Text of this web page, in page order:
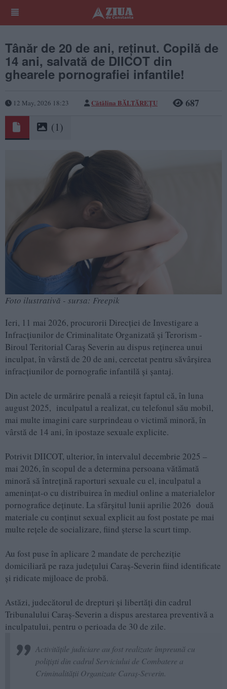
Tânăr de 20 de ani, reținut. Copilă de
14 ani, salvată de DIICOT din
ghearele pornografiei infantile!
12 May, 2026 18:23 Cătălina BĂLTĂREȚU 687
(1)
Foto ilustrativă - sursa: Freepik
Ieri, 11 mai 2026, procurorii Direcției de Investigare a
Infracțiunilor de Criminalitate Organizată și Terorism -
Biroul Teritorial Caraș Severin au dispus reținerea unui
inculpat, în vârstă de 20 de ani, cercetat pentru săvârșirea
infracțiunilor de pornografie infantilă și șantaj.
Din actele de urmărire penală a reieșit faptul că, în luna
august 2025, inculpatul a realizat, cu telefonul său mobil,
mai multe imagini care surprindeau o victimă minoră, în
vârstă de 14 ani, în ipostaze sexuale explicite.
Potrivit DIICOT, ulterior, în intervalul decembrie 2025 –
mai 2026, în scopul de a determina persoana vătămată
minoră să întrețină raporturi sexuale cu el, inculpatul a
amenințat-o cu distribuirea în mediul online a materialelor
pornografice deținute. La sfârșitul lunii aprilie 2026 două
materiale cu conținut sexual explicit au fost postate pe mai
multe rețele de socializare, fiind șterse la scurt timp.
Au fost puse în aplicare 2 mandate de percheziție
domiciliară pe raza județului Caraș-Severin fiind identificate
și ridicate mijloace de probă.
Astăzi, judecătorul de drepturi și libertăți din cadrul
Tribunalului Caraș-Severin a dispus arestarea preventivă a
inculpatului, pentru o perioada de 30 de zile.
Activitățile judiciare au fost realizate împreună cu
polițiști din cadrul Serviciului de Combatere a
Criminalității Organizate Caraș-Severin.